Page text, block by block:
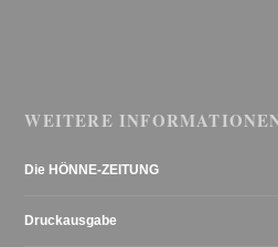
WEITERE
Die HÖNNE-ZEITUNG
Druckausgabe